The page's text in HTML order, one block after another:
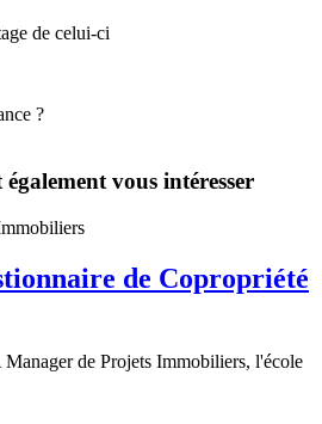
de celui-ci
?
vous intéresser
de Copropriété
de Projets Immobiliers, l'école